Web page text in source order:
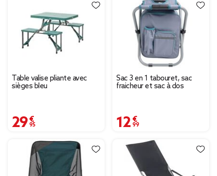
Table valise pliante avec
sièges bleu
29,95 €
Sac 3 en 1 tabouret, sac
fraicheur et sac à dos
12,99 €